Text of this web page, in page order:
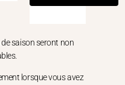
saison seront non
lorsque vous avez